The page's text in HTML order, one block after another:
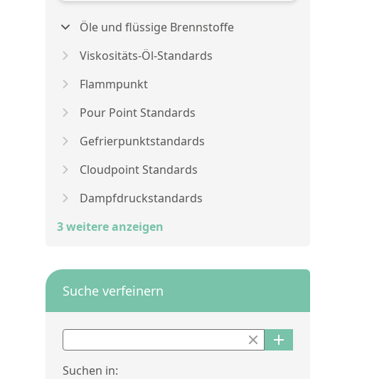
Öle und flüssige Brennstoffe
Viskositäts-Öl-Standards
Flammpunkt
Pour Point Standards
Gefrierpunktstandards
Cloudpoint Standards
Dampfdruckstandards
3 weitere anzeigen
Suche verfeinern
Suchen in: